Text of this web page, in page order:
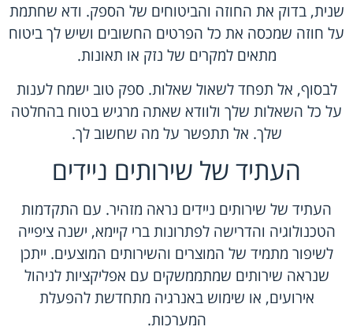
שנית, בדוק את החוזה והביטוחים של הספק. ודא שחתמת
על חוזה שמכסה את כל הפרטים החשובים ושיש לך ביטוח
מתאים למקרים של נזק או תאונות.
לבסוף, אל תפחד לשאול שאלות. ספק טוב ישמח לענות
על כל השאלות שלך ולוודא שאתה מרגיש בטוח בהחלטה
שלך. אל תתפשר על מה שחשוב לך.
העתיד של שירותים ניידים
העתיד של שירותים ניידים נראה מזהיר. עם התקדמות
הטכנולוגיה והדרישה לפתרונות ברי קיימא, ישנה ציפייה
לשיפור מתמיד של המוצרים והשירותים המוצעים. ייתכן
שנראה שירותים שמתממשקים עם אפליקציות לניהול
אירועים, או שימוש באנרגיה מתחדשת להפעלת
המערכות.